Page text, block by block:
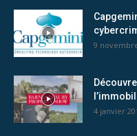
9
4 janvier